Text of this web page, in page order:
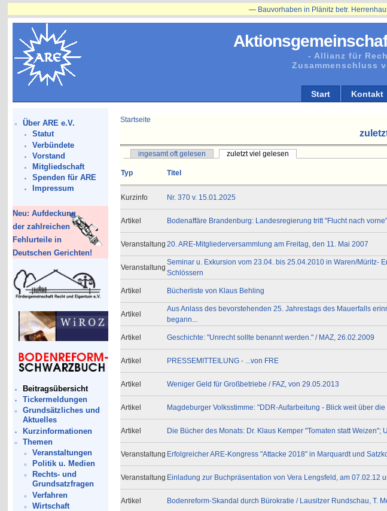
- Allianz für
Zusammenschluss
Start Kontakt
Über ARE e.V.
Statut
Verbündete
Vorstand
Mitgliedschaft
Spenden für ARE
Impressum
Neu: Aufdeckung
der zahlreichen
Fehlurteile in
Deutschen Gerichten!
Beitragsübersicht
Tickermeldungen
Grundsätzliches und
Aktuelles
Kurzinformationen
Themen
Veranstaltungen
Politik u. Medien
Rechts- und
Grundsatzfragen
Verfahren
Wirtschaft
Bauvorhaben in Plänitz betr. Herrenhaus -
Startseite
ingesamt oft gelesen zuletzt viel gelesen
Typ Titel
Kurzinfo Nr. 370 v. 15.01.2025
Artikel Bodenaffäre Brandenburg: Landesregierung tritt "Flucht nach
Veranstaltung 20. ARE-Mitgliederversammlung am Freitag, den 11. Mai 2007
Veranstaltung
Seminar u. Exkursion vom 23.04. bis 25.04.2010 in Waren/Müritz-
Schlössern
Artikel Bücherliste von Klaus Behling
Artikel
Aus Anlass des bevorstehenden 25. Jahrestags des Mauerfalls
begann...
Artikel Geschichte: "Unrecht sollte benannt werden." / MAZ, 26.02.2009
Artikel PRESSEMITTEILUNG - ...von FRE
Artikel Weniger Geld für Großbetriebe / FAZ, von 29.05.2013
Artikel Magdeburger Volksstimme: "DDR-Aufarbeitung - Blick weit über
Artikel Die Bücher des Monats: Dr. Klaus Kemper "Tomaten statt Weizen";
Veranstaltung Erfolgreicher ARE-Kongress "Attacke 2018" in Marquardt und
Veranstaltung Einladung zur Buchpräsentation von Vera Lengsfeld, am 07.02.12
Artikel Bodenreform-Skandal durch Bürokratie / Lausitzer Rundschau, T.